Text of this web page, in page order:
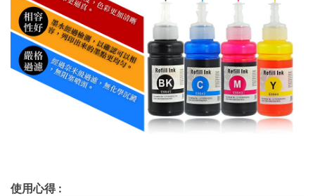
使用心得: